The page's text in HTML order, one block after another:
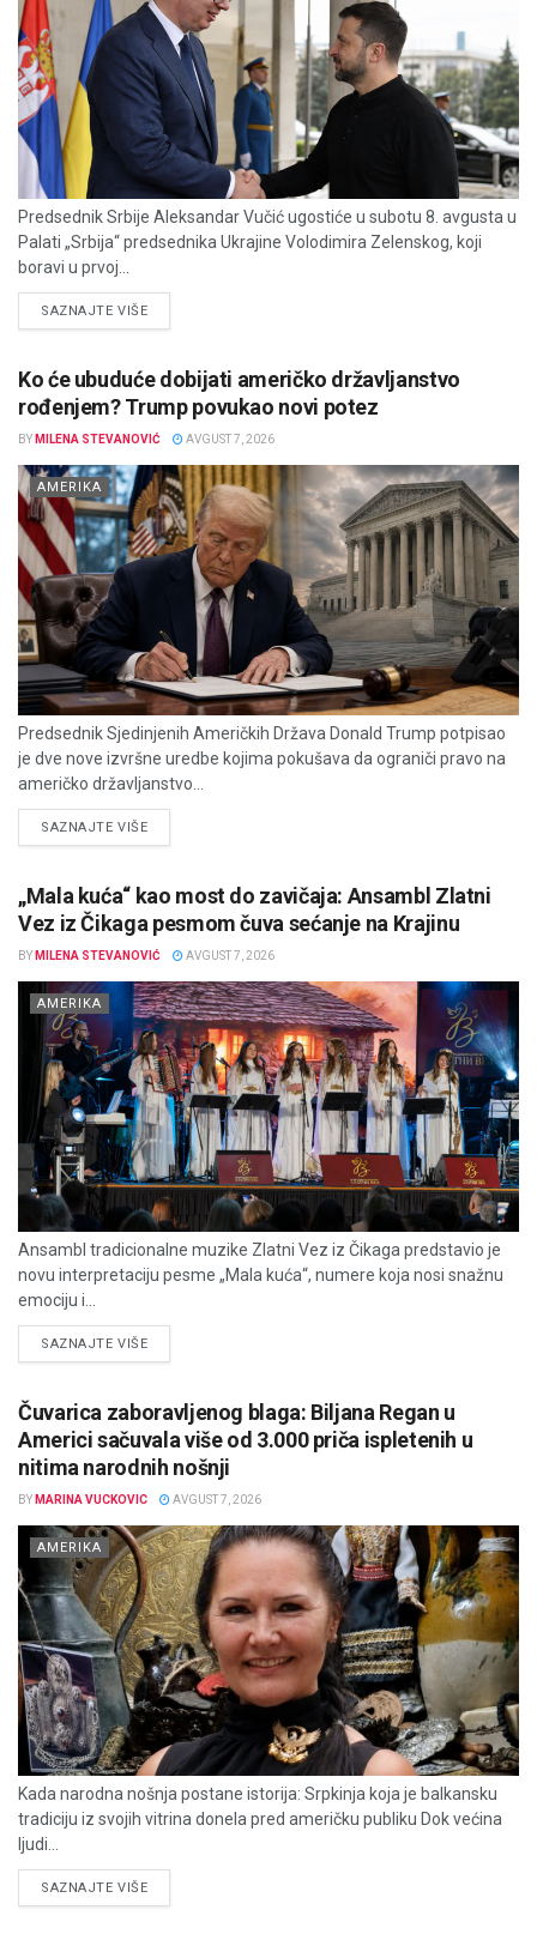
Predsednik Srbije Aleksandar Vučić ugostiće u subotu 8. avgusta u
Palati „Srbija“ predsednika Ukrajine Volodimira Zelenskog, koji
boravi u prvoj...
SAZNAJTE VIŠEDETAILS
Ko će ubuduće dobijati američko državljanstvo
rođenjem? Trump povukao novi potez
BY MILENA STEVANOVIĆ AVGUST 7, 2026
AMERIKA
Predsednik Sjedinjenih Američkih Država Donald Trump potpisao
je dve nove izvršne uredbe kojima pokušava da ograniči pravo na
američko državljanstvo...
SAZNAJTE VIŠEDETAILS
„Mala kuća“ kao most do zavičaja: Ansambl Zlatni
Vez iz Čikaga pesmom čuva sećanje na Krajinu
BY MILENA STEVANOVIĆ AVGUST 7, 2026
AMERIKA
Ansambl tradicionalne muzike Zlatni Vez iz Čikaga predstavio je
novu interpretaciju pesme „Mala kuća“, numere koja nosi snažnu
emociju i...
SAZNAJTE VIŠEDETAILS
Čuvarica zaboravljenog blaga: Biljana Regan u
Americi sačuvala više od 3.000 priča ispletenih u
nitima narodnih nošnji
BY MARINA VUCKOVIC AVGUST 7, 2026
AMERIKA
Kada narodna nošnja postane istorija: Srpkinja koja je balkansku
tradiciju iz svojih vitrina donela pred američku publiku Dok većina
ljudi...
SAZNAJTE VIŠEDETAILS